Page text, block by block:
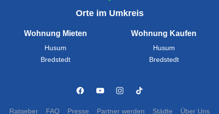
Orte im Umkreis
Wohnung Mieten
Husum
Bredstedt
Wohnung Kaufen
Husum
Bredstedt
Ratgeber FAQ Presse Partner werden Städte Über Uns